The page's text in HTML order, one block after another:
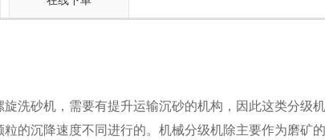
洗砂机，需要有提升运输沉砂的机构，因此这类分级机
的沉降速度不同进行的。机械分级机除主要作为磨矿的